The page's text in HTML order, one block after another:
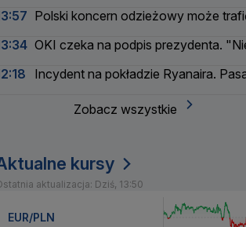
Polski koncern odzieżowy może
OKI czeka na podpis prezydenta.
Incydent na pokładzie Ryanaira.
Zobacz wszystkie
kursy
aktualizacja: Dziś, 13:50
EUR/PLN